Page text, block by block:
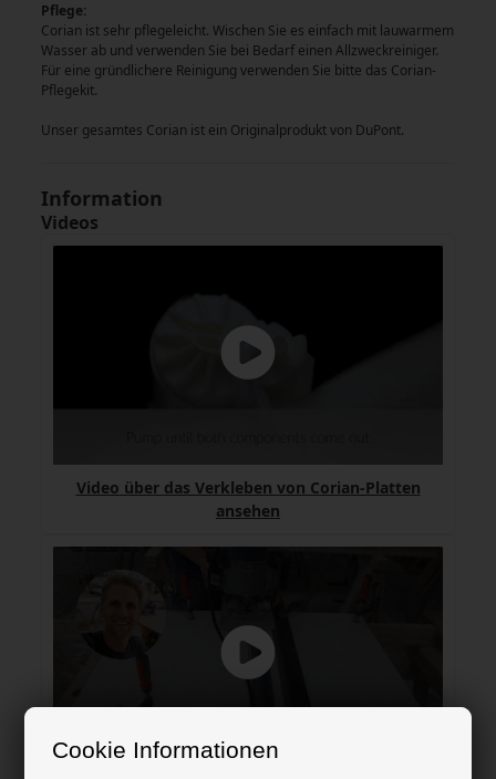
Cookie Informationen
Pflege:
Corian ist sehr pflegeleicht. Wischen Sie es einfach mit lauwarmem
Wasser ab und verwenden Sie bei Bedarf einen Allzweckreiniger.
Für eine gründlichere Reinigung verwenden Sie bitte das Corian-
Pflegekit.
Unser gesamtes Corian ist ein Originalprodukt von DuPont.
Information
Videos
Video über das Verkleben von Corian-Platten
ansehen